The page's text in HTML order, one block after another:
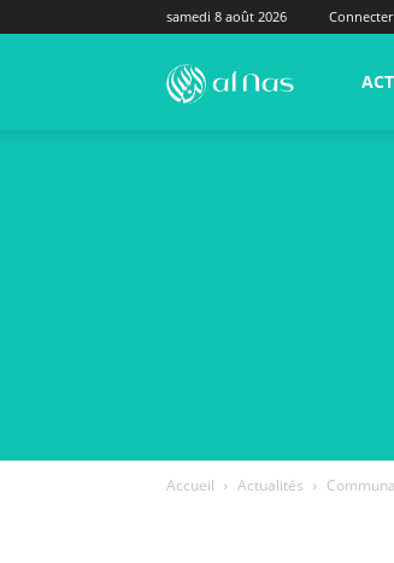
samedi 8 août 2026
alNas.fr
Accueil Actualités